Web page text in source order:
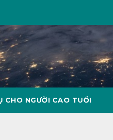
CHO NGƯỜI CAO TUỔI